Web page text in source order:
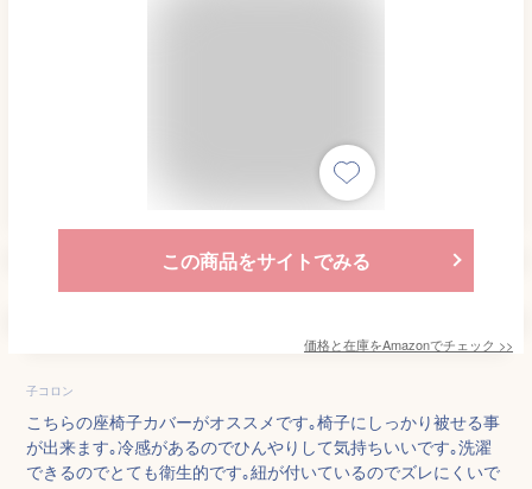
この商品をサイトでみる
価格と在庫をAmazonでチェック >>
子コロン
こちらの座椅子カバーがオススメです｡椅子にしっかり被せる事
が出来ます｡冷感があるのでひんやりして気持ちいいです｡洗濯
できるのでとても衛生的です｡紐が付いているのでズレにくいで